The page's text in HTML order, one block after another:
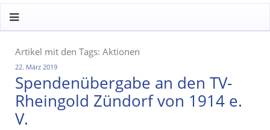
Artikel mit den Tags: Aktionen
22. März 2019
Spendenübergabe an den TV-
Rheingold Zündorf von 1914 e.
V.